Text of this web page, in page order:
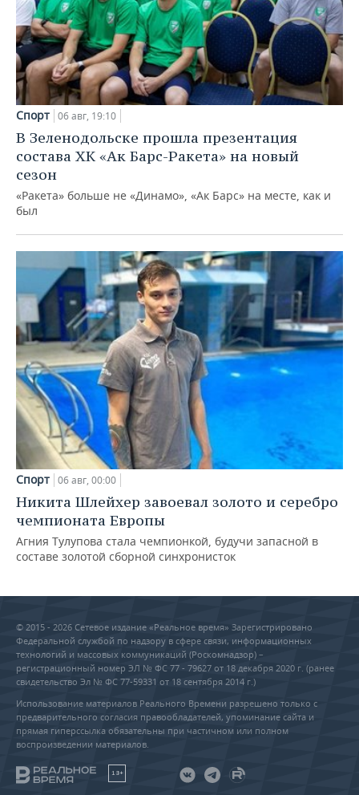
Спорт 06 авг, 19:10
В Зеленодольске прошла презентация
состава ХК «Ак Барс-Ракета» на новый
сезон
«Ракета» больше не «Динамо», «Ак Барс» на месте, как и
был
Спорт 06 авг, 00:00
Никита Шлейхер завоевал золото и серебро
чемпионата Европы
Агния Тулупова стала чемпионкой, будучи запасной в
составе золотой сборной синхронисток
© 2015 - 2026 Сетевое издание «Реальное время» Зарегистрировано
Федеральной службой по надзору в сфере связи, информационных
технологий и массовых коммуникаций (Роскомнадзор) –
регистрационный номер ЭЛ № ФС 77 - 79627 от 18 декабря 2020 г. (ранее
свидетельство Эл № ФС 77-59331 от 18 сентября 2014 г.)
Использование материалов Реального Времени разрешено только с
предварительного согласия правообладателей, упоминание сайта и
прямая гиперссылка обязательны при частичном или полном
воспроизведении материалов.
18+